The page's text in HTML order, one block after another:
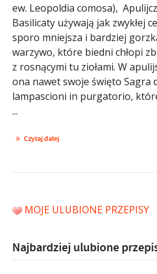
ew. Leopoldia comosa),
Basilicaty używają jak zwykłej
sporo mniejsza i bardziej
warzywo, które biedni chłopi
z rosnącymi tu ziołami. W
ona nawet swoje święto Sagra
lampascioni in purgatorio,
...
Czytaj dalej
MOJE ULUBIONE PRZEPISY
Najbardziej ulubione